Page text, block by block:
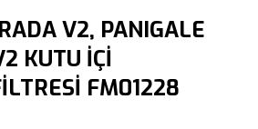
V2, PANIGALE
KUTU İÇİ
FM01228